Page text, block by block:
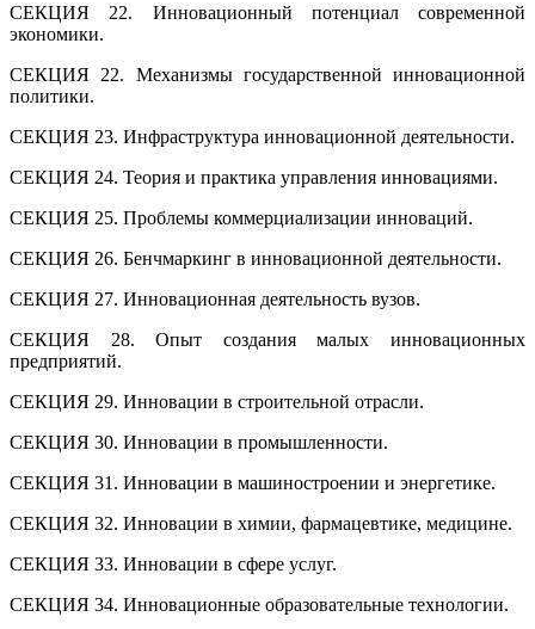
СЕКЦИЯ 22. Инновационный потенциал современной
экономики.
СЕКЦИЯ 22. Механизмы государственной инновационной
политики.
СЕКЦИЯ 23. Инфраструктура инновационной деятельности.
СЕКЦИЯ 24. Теория и практика управления инновациями.
СЕКЦИЯ 25. Проблемы коммерциализации инноваций.
СЕКЦИЯ 26. Бенчмаркинг в инновационной деятельности.
СЕКЦИЯ 27. Инновационная деятельность вузов.
СЕКЦИЯ 28. Опыт создания малых инновационных
предприятий.
СЕКЦИЯ 29. Инновации в строительной отрасли.
СЕКЦИЯ 30. Инновации в промышленности.
СЕКЦИЯ 31. Инновации в машиностроении и энергетике.
СЕКЦИЯ 32. Инновации в химии, фармацевтике, медицине.
СЕКЦИЯ 33. Инновации в сфере услуг.
СЕКЦИЯ 34. Инновационные образовательные технологии.